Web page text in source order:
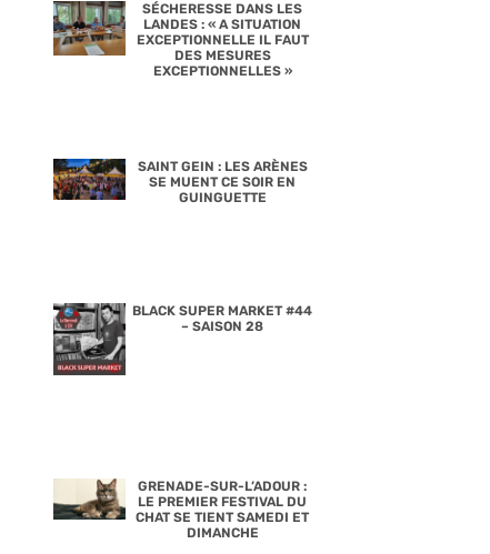
SÉCHERESSE DANS LES
LANDES : « A SITUATION
EXCEPTIONNELLE IL FAUT
DES MESURES
EXCEPTIONNELLES »
SAINT GEIN : LES ARÈNES
SE MUENT CE SOIR EN
GUINGUETTE
BLACK SUPER MARKET #44
– SAISON 28
GRENADE-SUR-L’ADOUR :
LE PREMIER FESTIVAL DU
CHAT SE TIENT SAMEDI ET
DIMANCHE